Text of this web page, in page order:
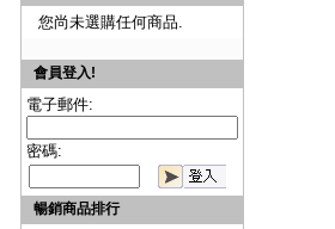
您尚未選購任何商品.
會員登入!
電子郵件:
密碼:
暢銷商品排行